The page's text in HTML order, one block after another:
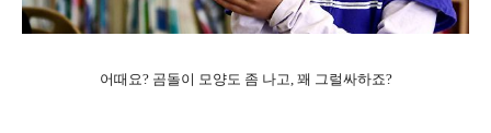
어때요? 곰돌이 모양도 좀 나고, 꽤 그럴싸하죠?